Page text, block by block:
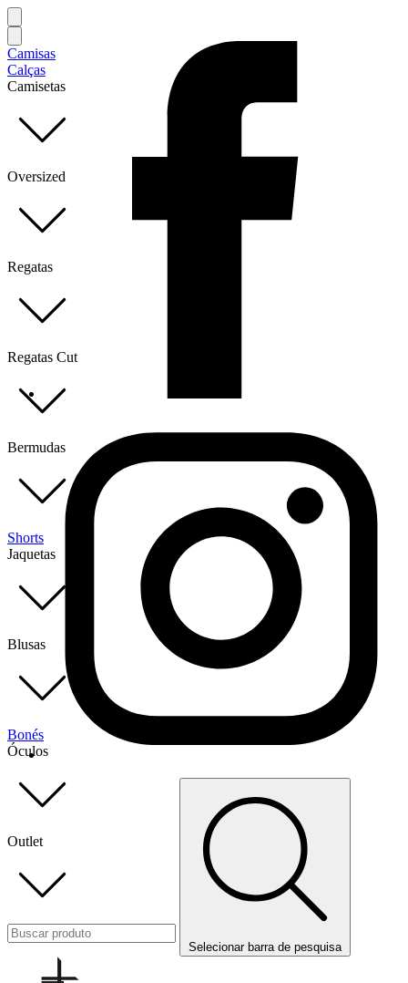
Camisas
Calças
Camisetas
Oversized
Regatas
Regatas Cut
Bermudas
Shorts
Jaquetas
Blusas
Bonés
Óculos
Outlet
Selecionar barra de pesquisa